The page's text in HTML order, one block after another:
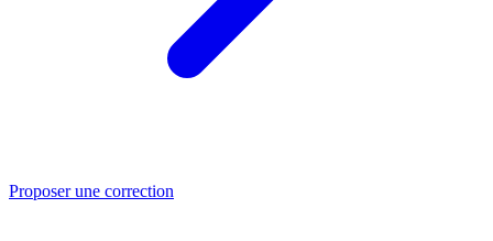
Proposer une correction